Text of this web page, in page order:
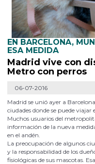
EN BARCELONA,
ESA MEDIDA
Madrid vive con
Metro con perros
06-07-2016
Madrid se unió ayer a
ciudades donde se puede
Muchos usuarios del
información de la nueva
en el andén.
La preocupación de algunos
y la responsabilidad de los
fisiológicas de sus mascotas.